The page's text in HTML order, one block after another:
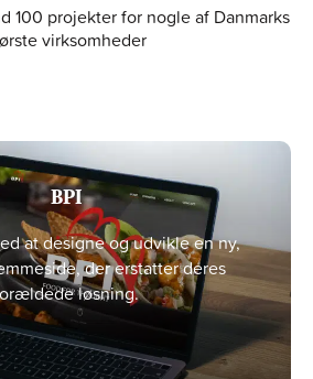
100 projekter for nogle af Danmarks
virksomheder
BPI
at designe og udvikle en ny,
der erstatter deres
løsning.